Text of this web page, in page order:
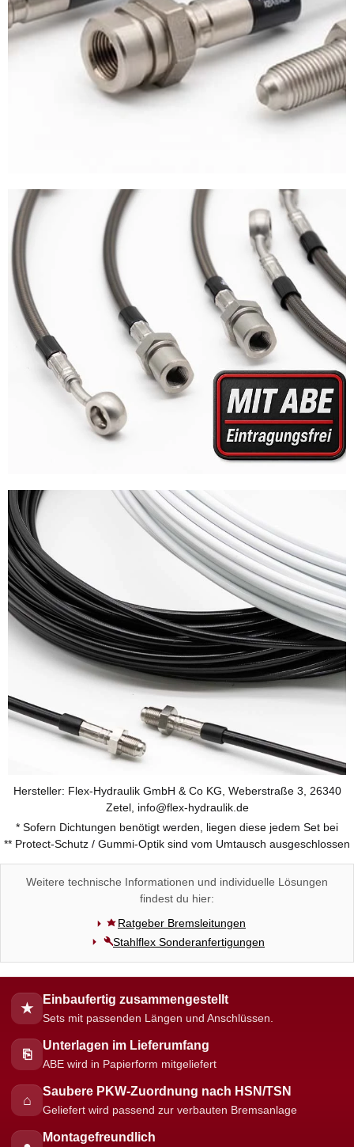
Hersteller: Flex-Hydraulik GmbH & Co KG, Weberstraße 3, 26340
Zetel, info@flex-hydraulik.de
* Sofern Dichtungen benötigt werden, liegen diese jedem Set bei
** Protect-Schutz / Gummi-Optik sind vom Umtausch ausgeschlossen
Weitere technische Informationen und individuelle Lösungen
findest du hier:
Ratgeber Bremsleitungen
Stahlflex Sonderanfertigungen
★
Einbaufertig zusammengestellt
Sets mit passenden Längen und Anschlüssen.
⎘
Unterlagen im Lieferumfang
ABE wird in Papierform mitgeliefert
⌂
Saubere PKW-Zuordnung nach HSN/TSN
Geliefert wird passend zur verbauten Bremsanlage
Montagefreundlich